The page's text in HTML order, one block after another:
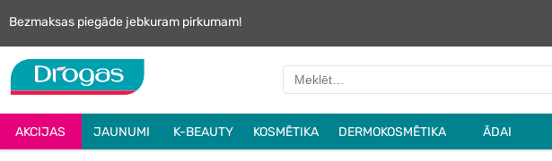
Bezmaksas piegāde jebkuram pirkumam!
AKCIJAS JAUNUMI K-BEAUTY KOSMĒTIKA DERMOKOSMĒTIKA ĀDAI